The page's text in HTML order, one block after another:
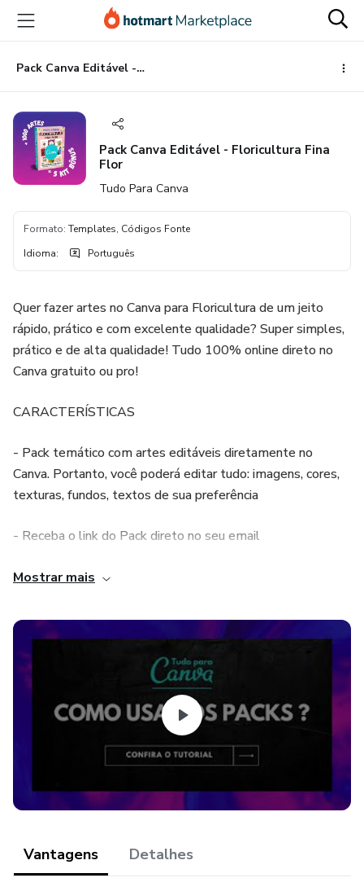
para
conteúdo
principal
para
pagamento
para
rodapé
Pack Canva Editável - Floricultura Fina Flor
Pack Canva Editável - Floricultura Fina
Flor
Tudo Para Canva
Formato: Templates, Códigos Fonte
Idioma: Português
Quer fazer artes no Canva para Floricultura de um jeito
rápido, prático e com excelente qualidade? Super simples,
prático e de alta qualidade! Tudo 100% online direto no
Canva gratuito ou pro!
CARACTERÍSTICAS
- Pack temático com artes editáveis diretamente no
Canva. Portanto, você poderá editar tudo: imagens, cores,
texturas, fundos, textos de sua preferência
- Receba o link do Pack direto no seu email
- Ideal para postar no INSTAGRAM, FACEBOOK,
demais REDES SOCIAIS!
+ de 30 ARTES PERSONALIZADAS! Ideal para conteúdo
mensal sem precisar repetir as artes!
PROMOÇÃO
GANHE GRATUITAMENTE + de 1450 Artes (elas não
+ KIT EMOJIS 3D
Mostrar mais
Vantagens Detalhes